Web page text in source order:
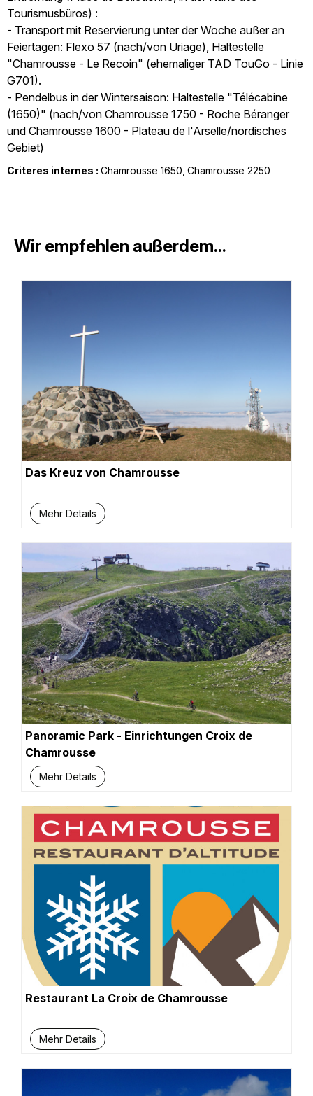
Tourismusbüros) :
- Transport mit Reservierung unter der Woche außer an
Feiertagen: Flexo 57 (nach/von Uriage), Haltestelle
"Chamrousse - Le Recoin" (ehemaliger TAD TouGo - Linie
G701).
- Pendelbus in der Wintersaison: Haltestelle "Télécabine
(1650)" (nach/von Chamrousse 1750 - Roche Béranger
und Chamrousse 1600 - Plateau de l'Arselle/nordisches
Gebiet)
Criteres internes : Chamrousse 1650 Chamrousse 2250
Wir empfehlen außerdem...
Das Kreuz von Chamrousse
Mehr Details
Panoramic Park - Einrichtungen Croix de
Chamrousse
Mehr Details
Restaurant La Croix de Chamrousse
Mehr Details